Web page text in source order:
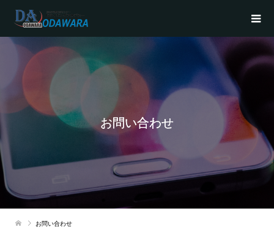
お問い合わせ
お問い合わせ